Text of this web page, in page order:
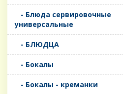
- Блюда сервировочные
универсальные
- БЛЮДЦА
- Бокалы
- Бокалы - креманки